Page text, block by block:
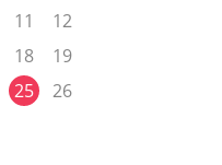
11
12
18
19
25
26